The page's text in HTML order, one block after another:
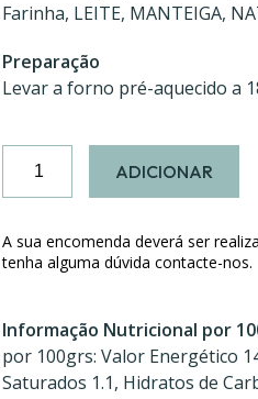
Farinha, LEITE, MANTEIGA,
Preparação
Levar a forno pré-aquecido a
com
Espinafres
ADICIONAR
A sua encomenda deverá ser
tenha alguma dúvida contacte-nos.
Informação Nutricional por
por 100grs: Valor Energético
Saturados 1.1, Hidratos de